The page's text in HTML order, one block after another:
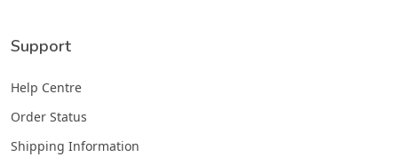
Support
Help Centre
Order Status
Shipping Information